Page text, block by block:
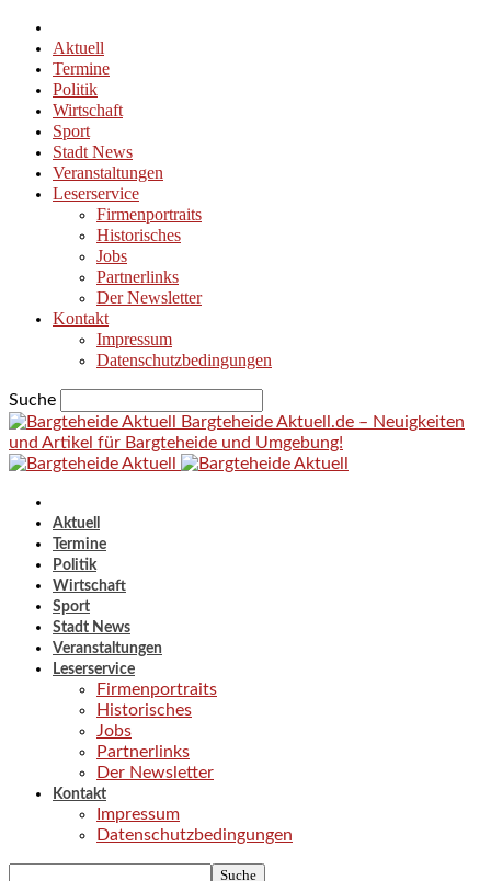
Aktuell
Termine
Politik
Wirtschaft
Sport
Stadt News
Veranstaltungen
Leserservice
Firmenportraits
Historisches
Jobs
Partnerlinks
Der Newsletter
Kontakt
Impressum
Datenschutzbedingungen
Suche
Bargteheide Aktuell.de – Neuigkeiten
und Artikel für Bargteheide und Umgebung!
Aktuell
Termine
Politik
Wirtschaft
Sport
Stadt News
Veranstaltungen
Leserservice
Firmenportraits
Historisches
Jobs
Partnerlinks
Der Newsletter
Kontakt
Impressum
Datenschutzbedingungen